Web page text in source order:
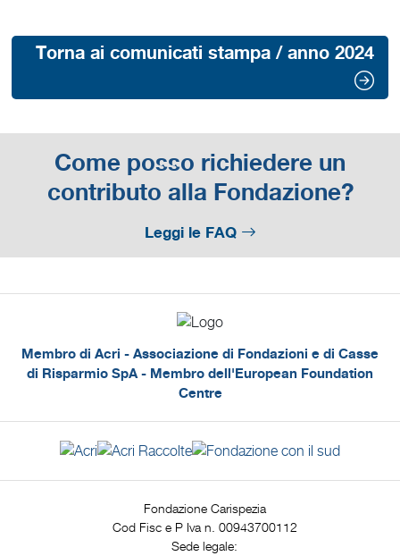
Torna ai comunicati stampa / anno 2024
Come posso richiedere un
contributo alla Fondazione?
Leggi le FAQ
Membro di Acri - Associazione di Fondazioni e di Casse
di Risparmio SpA - Membro dell'European Foundation
Centre
Fondazione Carispezia
Cod Fisc e P Iva n. 00943700112
Sede legale: